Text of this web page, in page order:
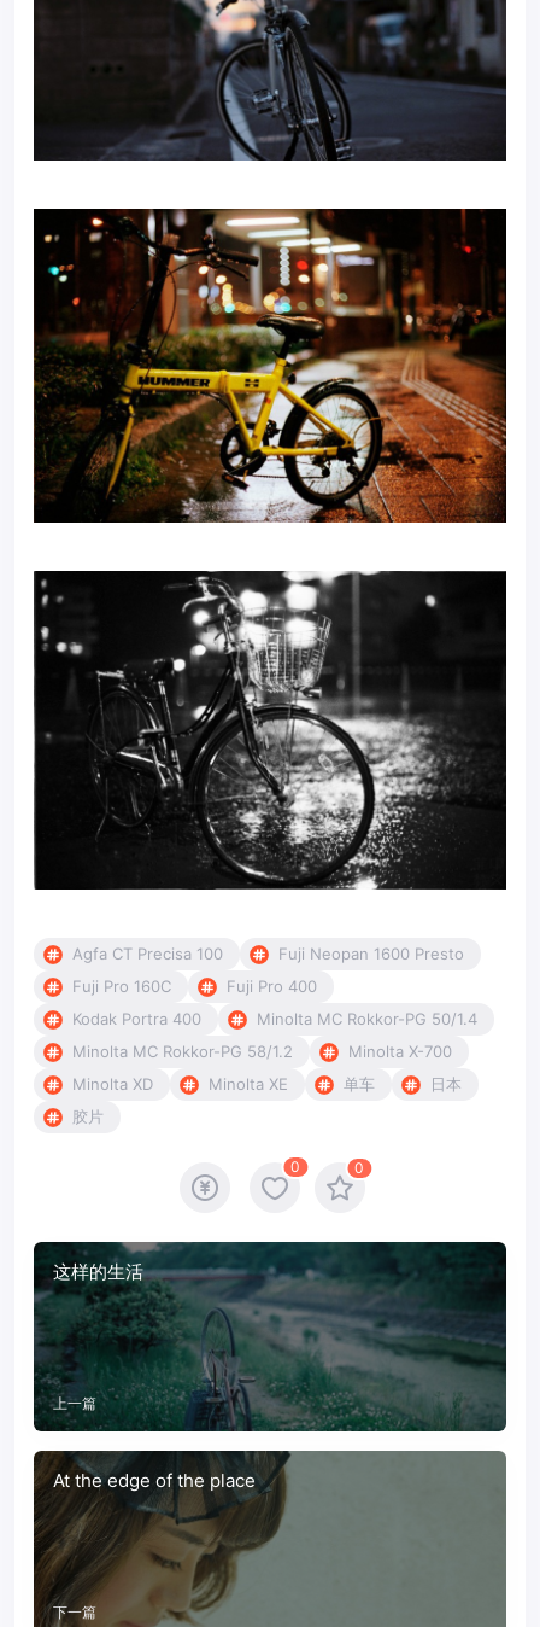
Agfa CT Precisa 100
Fuji Neopan 1600 Presto
Fuji Pro 160C
Fuji Pro 400
Kodak Portra 400
Minolta MC Rokkor-PG 50/1.4
Minolta MC Rokkor-PG 58/1.2
Minolta X-700
Minolta XD
Minolta XE 单车
日本
胶片
0 0
这样的生活
上一篇
At the edge of the place
下一篇